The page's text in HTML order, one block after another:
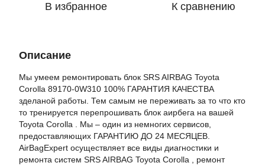
В избранное К сравнению
Описание
Мы умеем ремонтировать блок SRS AIRBAG Toyota
Corolla 89170-0W310 100% ГАРАНТИЯ КАЧЕСТВА
зделаной работы. Тем самым не переживать за то что кто
то тренируется перепрошивать блок аирбега на вашей
Toyota Corolla . Мы – один из немногих сервисов,
предоставляющих ГАРАНТИЮ ДО 24 МЕСЯЦЕВ.
AirBagExpert осуществляет все виды диагностики и
ремонта систем SRS AIRBAG Toyota Corolla , ремонт